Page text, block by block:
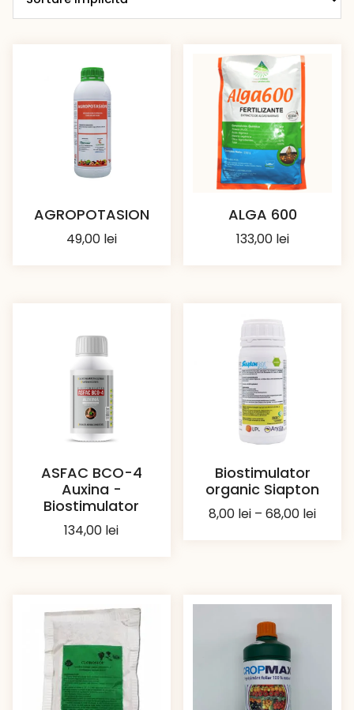
AGROPOTASION
49,00 lei
ALGA 600
133,00 lei
ASFAC BCO-4
Auxina -
Biostimulator
134,00 lei
Biostimulator
organic Siapton
8,00 lei – 68,00 lei
la